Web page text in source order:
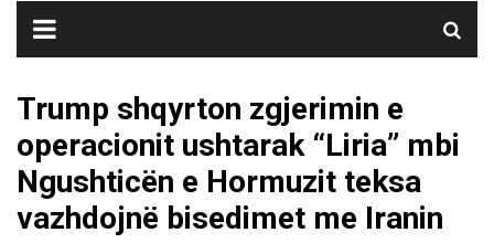
Trump shqyrton zgjerimin e
operacionit ushtarak “Liria” mbi
Ngushticën e Hormuzit teksa
vazhdojnë bisedimet me Iranin